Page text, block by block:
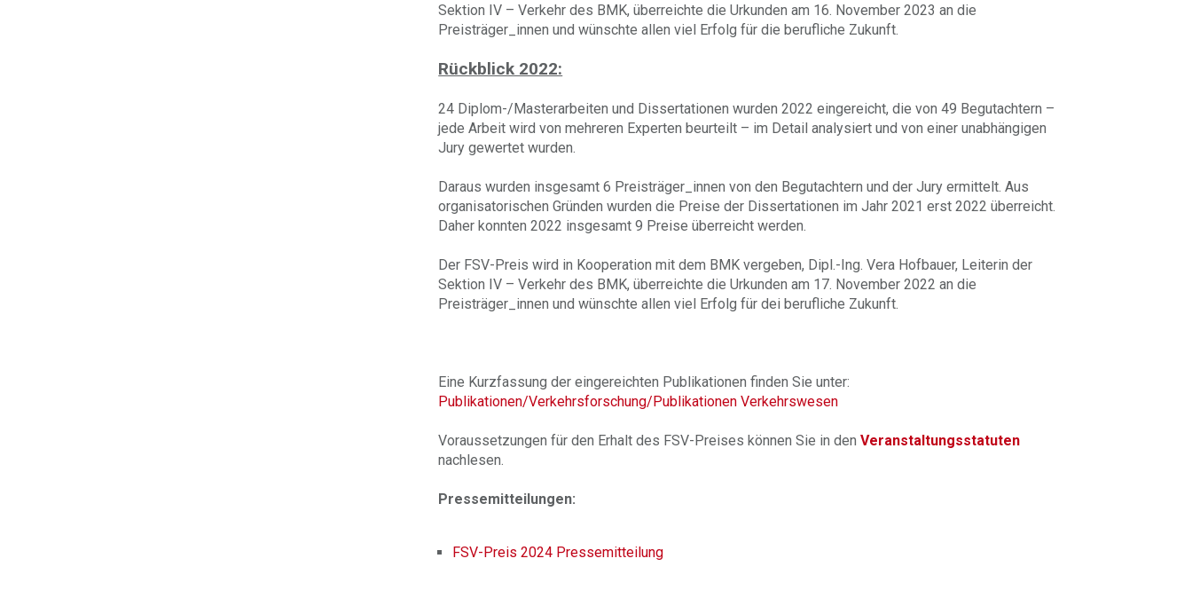
Sektion IV – Verkehr des BMK, überreichte die Urkunden am 16. November 2023 an die
Preisträger_innen und wünschte allen viel Erfolg für die berufliche Zukunft.
Rückblick 2022:
24 Diplom-/Masterarbeiten und Dissertationen wurden 2022 eingereicht, die von 49 Begutachtern –
jede Arbeit wird von mehreren Experten beurteilt – im Detail analysiert und von einer unabhängigen
Jury gewertet wurden.
Daraus wurden insgesamt 6 Preisträger_innen von den Begutachtern und der Jury ermittelt. Aus
organisatorischen Gründen wurden die Preise der Dissertationen im Jahr 2021 erst 2022 überreicht.
Daher konnten 2022 insgesamt 9 Preise überreicht werden.
Der FSV-Preis wird in Kooperation mit dem BMK vergeben, Dipl.-Ing. Vera Hofbauer, Leiterin der
Sektion IV – Verkehr des BMK, überreichte die Urkunden am 17. November 2022 an die
Preisträger_innen und wünschte allen viel Erfolg für dei berufliche Zukunft.
Eine Kurzfassung der eingereichten Publikationen finden Sie unter:
Publikationen/Verkehrsforschung/Publikationen Verkehrswesen
Voraussetzungen für den Erhalt des FSV-Preises können Sie in denVeranstaltungsstatuten
nachlesen.
Pressemitteilungen:
FSV-Preis 2024 Pressemitteilung